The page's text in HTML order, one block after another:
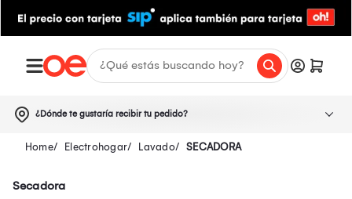
¿Dónde te gustaría recibir tu pedido?
Electrohogar Lavado SECADORA
Secadora